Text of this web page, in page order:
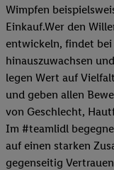
Wimpfen
Einkauf.Wer den
entwickeln, findet
hinauszuwachsen
legen Wert auf
und geben allen
von Geschlecht,
Im #teamlidl
auf einen starken
gegenseitig